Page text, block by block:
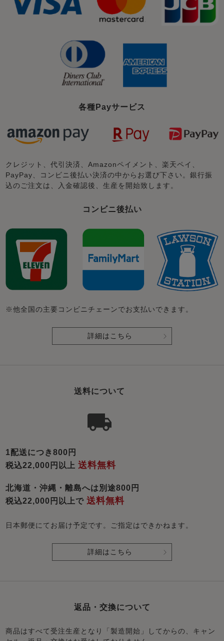
各種Payサービス
クレジット、代引決済、Amazonペイメント、楽天ペイ、
PayPay、コンビニ後払い決済の中からお選び下さい。銀行振
込のご注文は、入金確認後、生産を開始致します。
コンビニ後払い
※他全国の主要コンビニチェーンでお支払いできます。
詳細はこちら
送料について
1配送につき800円
税込22,000円以上送料無料
北海道・沖縄・離島へは別途800円
税込22,000円以上で送料無料
日本郵便にてお届け予定です。ご指定はできかねます。
詳細はこちら
返品・交換について
商品はすべて受注生産となり「製造開始」してからの、キャン